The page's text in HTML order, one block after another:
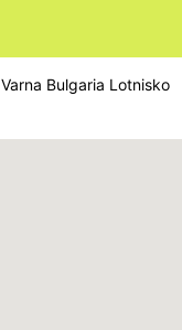
Varna Bulgaria Lotnisko